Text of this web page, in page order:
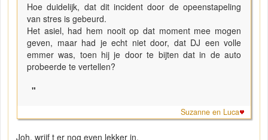
Hoe duidelijk, dat dit incident door de opeenstapeling
van stres is gebeurd.
Het asiel, had hem nooit op dat moment mee mogen
geven, maar had je echt niet door, dat DJ een volle
emmer was, toen hij je door te bijten dat in de auto
probeerde te vertellen?
"
Suzanne en Luca
Joh, wrijf t er nog even lekker in.